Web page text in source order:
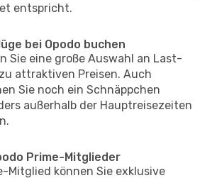
entspricht.
bei Opodo buchen
Sie eine große Auswahl an Last-
attraktiven Preisen. Auch
Sie noch ein Schnäppchen
außerhalb der Hauptreisezeiten
Prime-Mitglieder
Mitglied können Sie exklusive